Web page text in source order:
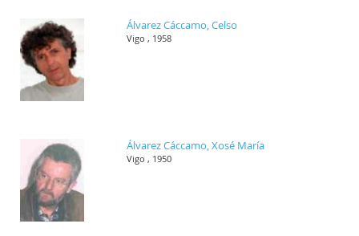
Álvarez Cáccamo, Celso
Vigo , 1958
Álvarez Cáccamo, Xosé María
Vigo , 1950